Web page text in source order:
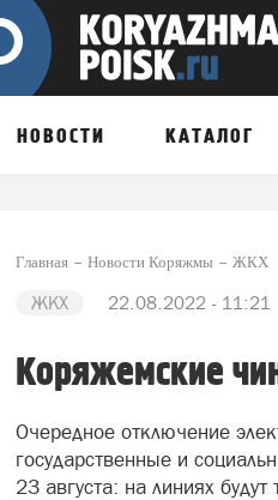
НОВОСТИ КАТАЛОГ
Главная Новости Коряжмы ЖКХ
ЖКХ 22.08.2022 - 11:21
Коряжемские
Очередное отключение
государственные и
23 августа: на линиях